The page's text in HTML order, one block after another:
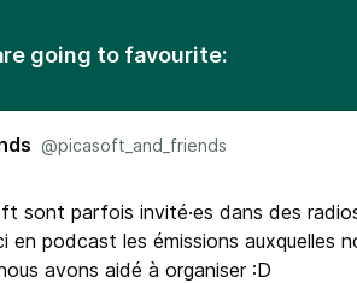
going to favourite:
@picasoft_and_friends
sont parfois invité·es dans des
en podcast les émissions auxquelles
avons aidé à organiser :D